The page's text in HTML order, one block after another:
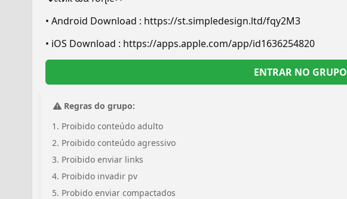
• Android Download : https://st.simpledesign.ltd/fqy2M3
• iOS Download : https://apps.apple.com/app/id1636254820
ENTRAR NO GRUPO
Regras do grupo:
Proibido conteúdo adulto
Proibido conteúdo agressivo
Proibido enviar links
Proibido invadir pv
Probido enviar compactados